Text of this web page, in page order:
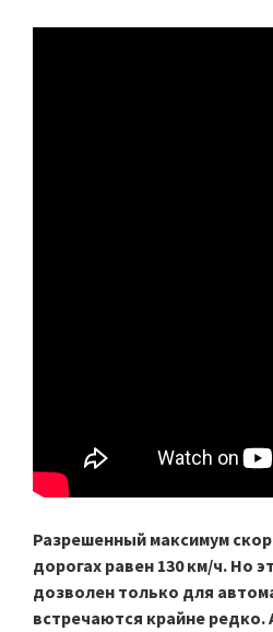
Разрешенный максимум
дорогах равен 130 км/ч. Но
дозволен только для
встречаются крайне редко.